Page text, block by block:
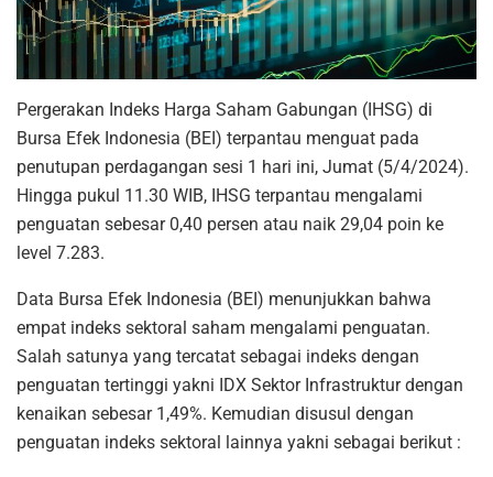
Pergerakan Indeks Harga Saham Gabungan (IHSG) di
Bursa Efek Indonesia (BEI) terpantau menguat pada
penutupan perdagangan sesi 1 hari ini, Jumat (5/4/2024).
Hingga pukul 11.30 WIB, IHSG terpantau mengalami
penguatan sebesar 0,40 persen atau naik 29,04 poin ke
level 7.283.
Data Bursa Efek Indonesia (BEI) menunjukkan bahwa
empat indeks sektoral saham mengalami penguatan.
Salah satunya yang tercatat sebagai indeks dengan
penguatan tertinggi yakni IDX Sektor Infrastruktur dengan
kenaikan sebesar 1,49%. Kemudian disusul dengan
penguatan indeks sektoral lainnya yakni sebagai berikut :